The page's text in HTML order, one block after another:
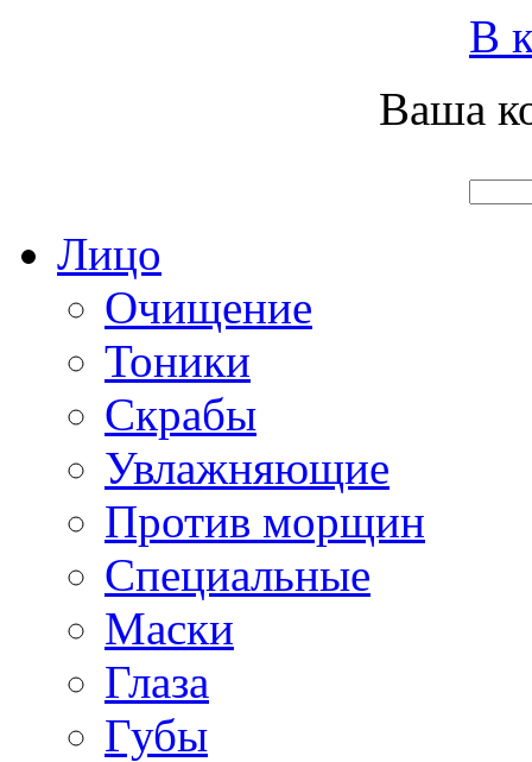
В
Ваша
Лицо
Очищение
Тоники
Скрабы
Увлажняющие
Против морщин
Специальные
Маски
Глаза
Губы